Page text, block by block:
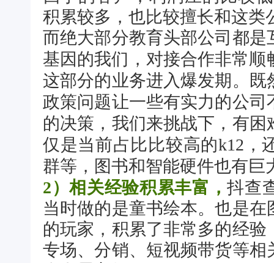
积累较多，也比较擅长和这类
而绝大部分教育头部公司都
基因的我们，对接合作非常顺
这部分的业务进入爆发期。
政策问题让一些有实力的公
的决策，我们来挑战下，有
仅是当前占比比较高的k12，
群等，图书和智能硬件也有巨
2）相关经验积累丰富，抖查
当时做的是童书绘本。也是
的玩家，积累了非常多的经
专场、分销、短视频带货等